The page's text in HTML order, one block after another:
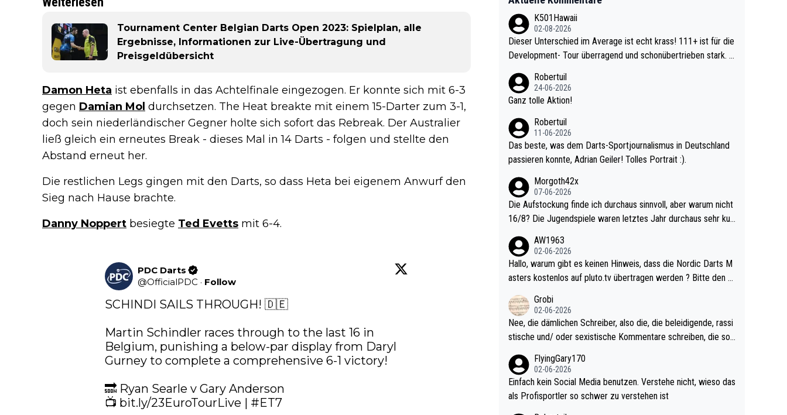
Tournament Center Belgian Darts Open 2023: Spielplan, alle
Ergebnisse, Informationen zur Live-Übertragung und
Preisgeldübersicht
Damon Heta ist ebenfalls in das Achtelfinale eingezogen. Er konnte sich mit 6-3
gegen Damian Mol durchsetzen. The Heat breakte mit einem 15-Darter zum 3-1,
doch sein niederländischer Gegner holte sich sofort das Rebreak. Der Australier
ließ gleich ein erneutes Break - dieses Mal in 14 Darts - folgen und stellte den
Abstand erneut her.
Die restlichen Legs gingen mit den Darts, so dass Heta bei eigenem Anwurf den
Sieg nach Hause brachte.
Danny Noppert besiegte Ted Evetts mit 6-4.
PDC Darts
@OfficialPDC · Follow
SCHINDI SAILS THROUGH! 🇩🇪
Martin Schindler races through to the last 16 in
Belgium, punishing a below-par display from Daryl
Gurney to complete a comprehensive 6-1 victory!
🔜 Ryan Searle v Gary Anderson
📺 bit.ly/23EuroTourLive | #ET7
K501Hawaii
02-08-2026
Dieser Unterschied im Average ist echt krass! 111+ ist für die
Development- Tour überragend und schonübertrieben stark. U
e mal 40+ erst recht. Da gewinnst keinen Blumentopf - ist ja n
och krasser wie ein Pokalspiel eines Kreisligisten vs einem Bu
Robertuil
24-06-2026
Ganz tolle Aktion!
Robertuil
11-06-2026
Das beste, was dem Darts-Sportjournalismus in Deutschland
passieren konnte, Adrian Geiler! Tolles Portrait :).
Morgoth42x
07-06-2026
Die Aufstockung finde ich durchaus sinnvoll, aber warum nicht
16/8? Die Jugendspiele waren letztes Jahr durchaus sehr kur
l. Allerdings ist Mitchell Lawrie als Nummer 1 der Welt eh quali
fiziert. Somit ändert die automatische Qualifikation des Weltm
eisters erstmal nichts. Ich denke sie wollen damit für nächste
d wohl wenig WDF Turniere spielen. Dies war bei Archie Self l
etztes Jahr der Fall. Er musste als amtierender Weltmeister d
urch den Qualifier und ich glaube kaum, dass Mitchel sich das
(in Vegas) antun würde, wenn er doch eigentlich die PDC-WM
als Ziel hat.
AW1963
02-06-2026
Hallo, warum gibt es keinen Hinweis, dass die Nordic Darts M
asters kostenlos auf pluto.tv übertragen werden ? Bitte den A
Grobi
02-06-2026
Nee, die dämlichen Schreiber, also die, die beleidigende, rassi
stische und/ oder sexistische Kommentare schreiben, die soll
nes Leben in den Griff kriegen. Nur eins wundert mich: Luke Li
ttler war doch neulich erst derjenige, der über Social Media G
vV provoziert hat. Und Littlers Mutter schießt öfters mal gege
FlyingGary170
02-06-2026
Einfach kein Social Media benutzen. Verstehe nicht, wieso das
als Profisportler so schwer zu verstehen ist